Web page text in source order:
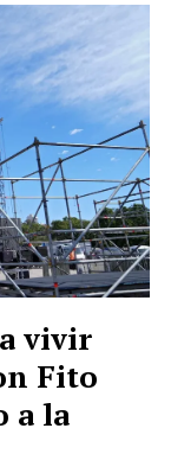
vivir
Fito
a la